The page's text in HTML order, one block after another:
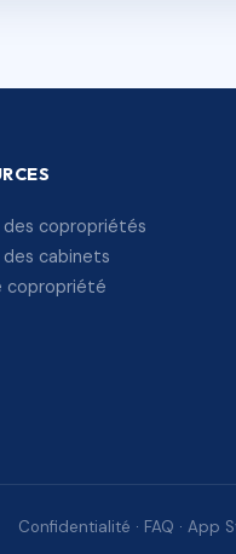
des copropriétés
des cabinets
copropriété
Confidentialité · FAQ · App